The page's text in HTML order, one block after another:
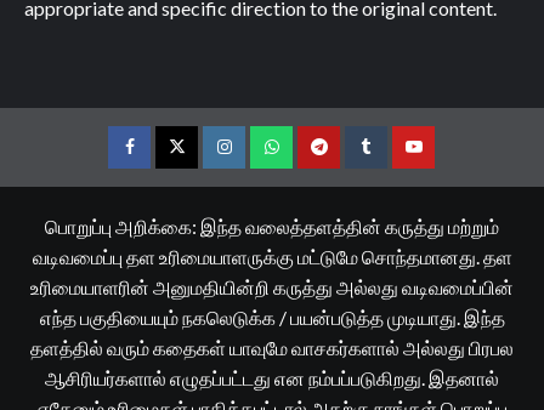
appropriate and specific direction to the original content.
FacebookTwitterInstagramWhatsappTelegramTumblrYouTube
பொறுப்பு அறிக்கை: இந்த வலைத்தளத்தின் கருத்து மற்றும்
வடிவமைப்பு தள உரிமையாளருக்கு மட்டுமே சொந்தமானது. தள
உரிமையாளரின் அனுமதியின்றி கருத்து அல்லது வடிவமைப்பின்
எந்த பகுதியையும் நகலெடுக்க / பயன்படுத்த முடியாது. இந்த
தளத்தில் வரும் கதைகள் யாவுமே வாசகர்களால் அல்லது பிரபல
ஆசிரியர்களால் எழுதப்பட்டது என நம்பப்படுகிறது. இதனால்